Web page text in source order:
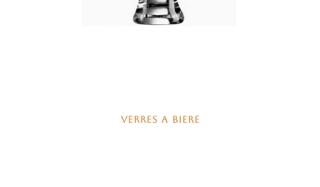
VERRES A BIERE